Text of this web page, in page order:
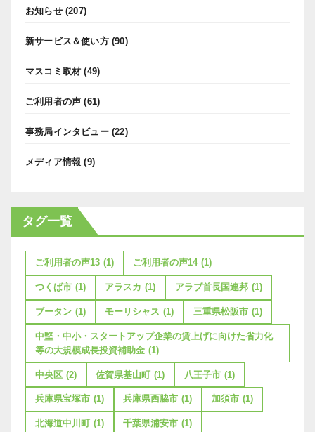
お知らせ(207)
新サービス＆使い方(90)
マスコミ取材 (49)
ご利用者の声 (61)
事務局インタビュー(22)
メディア情報 (9)
タグ一覧
ご利用者の声13 (1) ご利用者の声14 (1)
つくば市 (1) アラスカ (1) アラブ首長国連邦 (1)
ブータン (1) モーリシャス (1) 三重県松阪市 (1)
中堅・中小・スタートアップ企業の賃上げに向けた省力化
等の大規模成長投資補助金 (1)
中央区 (2) 佐賀県基山町 (1) 八王子市 (1)
兵庫県宝塚市 (1) 兵庫県西脇市 (1) 加須市 (1)
北海道中川町 (1) 千葉県浦安市 (1)